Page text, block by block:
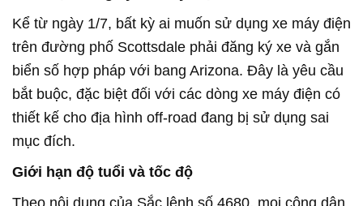
Kể từ ngày 1/7, bất kỳ ai muốn sử dụng xe máy điện
trên đường phố Scottsdale phải đăng ký xe và gắn
biển số hợp pháp với bang Arizona. Đây là yêu cầu
bắt buộc, đặc biệt đối với các dòng xe máy điện có
thiết kế cho địa hình off-road đang bị sử dụng sai
mục đích.
Giới hạn độ tuổi và tốc độ
Theo nội dung của Sắc lệnh số 4680, mọi công dân